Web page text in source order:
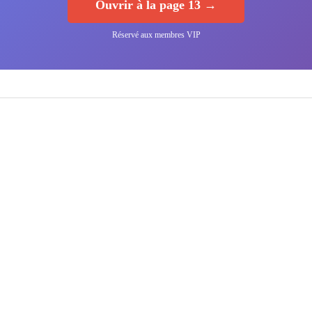
Ouvrir à la page 13 →
Réservé aux membres VIP